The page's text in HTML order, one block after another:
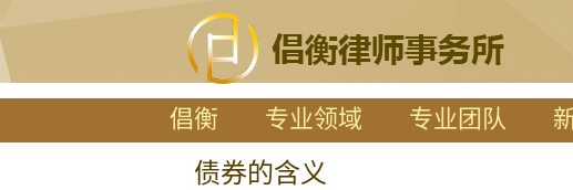
倡衡 专业领域 专业团队
债券的含义